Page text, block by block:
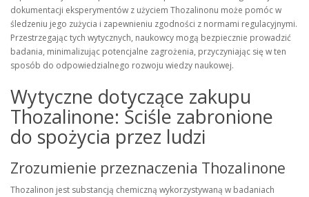
dokumentacji eksperymentów z użyciem Thozalinonu może pomóc w
śledzeniu jego zużycia i zapewnieniu zgodności z normami regulacyjnymi.
Przestrzegając tych wytycznych, naukowcy mogą bezpiecznie prowadzić
badania, minimalizując potencjalne zagrożenia, przyczyniając się w ten
sposób do odpowiedzialnego rozwoju wiedzy naukowej.
Wytyczne dotyczące zakupu
Thozalinone: Ściśle zabronione
do spożycia przez ludzi
Zrozumienie przeznaczenia Thozalinone
Thozalinon jest substancją chemiczną wykorzystywaną w badaniach